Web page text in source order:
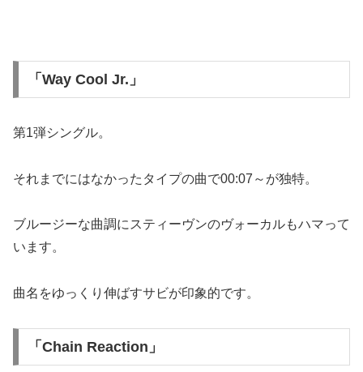
「Way Cool Jr.」
第1弾シングル。
それまでにはなかったタイプの曲で00:07～が独特。
ブルージーな曲調にスティーヴンのヴォーカルもハマって
います。
曲名をゆっくり伸ばすサビが印象的です。
「Chain Reaction」